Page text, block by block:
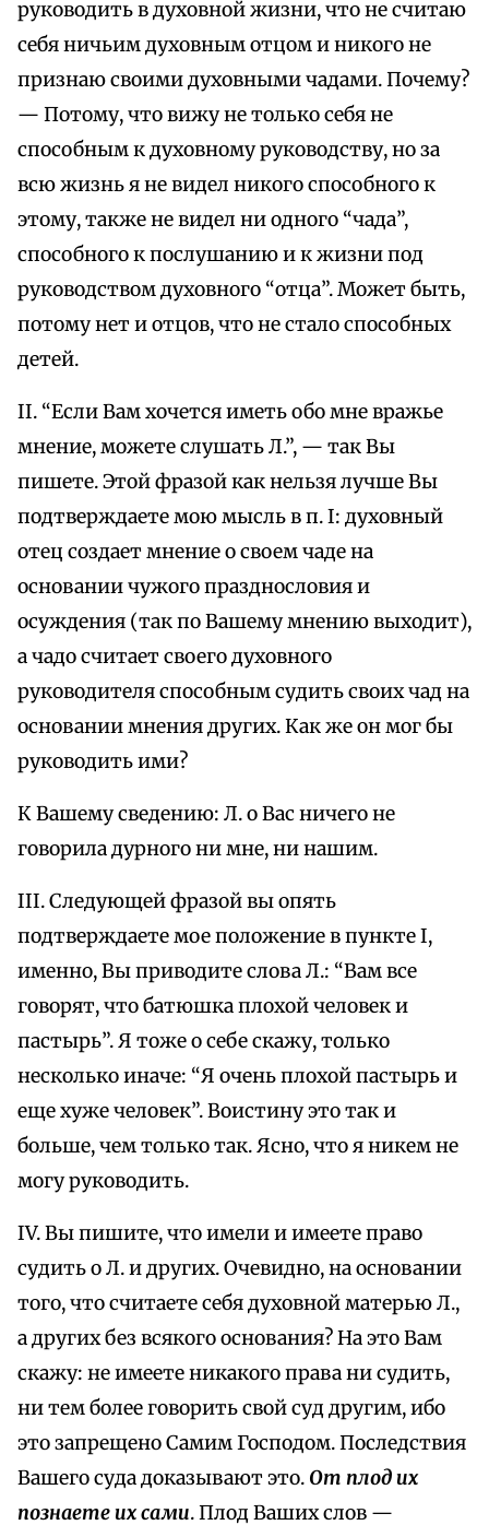
руководить в духовной жизни, что не считаю
себя ничьим духовным отцом и никого не
признаю своими духовными чадами. Почему?
— Потому, что вижу не только себя не
способным к духовному руководству, но за
всю жизнь я не видел никого способного к
этому, также не видел ни одного “чада”,
способного к послушанию и к жизни под
руководством духовного “отца”. Может быть,
потому нет и отцов, что не стало способных
детей.
II. “Если Вам хочется иметь обо мне вражье
мнение, можете слушать Л.”, — так Вы
пишете. Этой фразой как нельзя лучше Вы
подтверждаете мою мысль в п. I: духовный
отец создает мнение о своем чаде на
основании чужого празднословия и
осуждения (так по Вашему мнению выходит),
а чадо считает своего духовного
руководителя способным судить своих чад на
основании мнения других. Как же он мог бы
руководить ими?
К Вашему сведению: Л. о Вас ничего не
говорила дурного ни мне, ни нашим.
III. Следующей фразой вы опять
подтверждаете мое положение в пункте I,
именно, Вы приводите слова Л.: “Вам все
говорят, что батюшка плохой человек и
пастырь”. Я тоже о себе скажу, только
несколько иначе: “Я очень плохой пастырь и
еще хуже человек”. Воистину это так и
больше, чем только так. Ясно, что я никем не
могу руководить.
IV. Вы пишите, что имели и имеете право
судить о Л. и других. Очевидно, на основании
того, что считаете себя духовной матерью Л.,
а других без всякого основания? На это Вам
скажу: не имеете никакого права ни судить,
ни тем более говорить свой суд другим, ибо
это запрещено Самим Господом. Последствия
Вашего суда доказывают это. От плод их
познаете их сами. Плод Ваших слов —